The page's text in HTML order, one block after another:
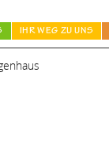
IHR WEG ZU UNS